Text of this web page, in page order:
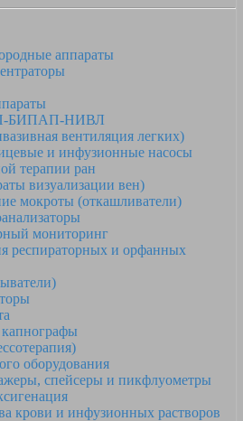
аппараты
БИПАП-НИВЛ
вентиляция легких)
и инфузионные насосы
терапии ран
визуализации вен)
мокроты (откашливатели)
мониторинг
респираторных и орфанных
оборудования
спейсеры и пикфлуометры
крови и инфузионных растворов